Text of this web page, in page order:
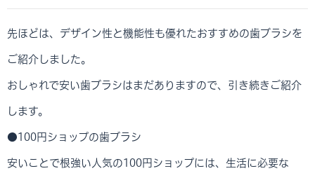
先ほどは、デザイン性と機能性も優れたおすすめの歯ブラシを
ご紹介しました。
おしゃれで安い歯ブラシはまだありますので、引き続きご紹介
します。
●100円ショップの歯ブラシ
安いことで根強い人気の100円ショップには、生活に必要な